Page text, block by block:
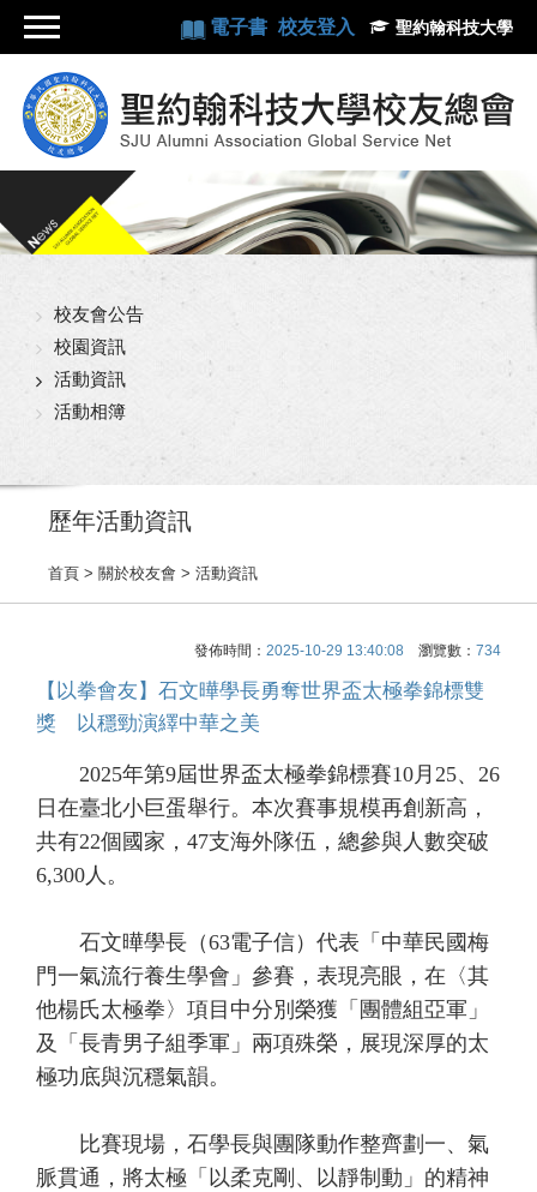
電子書 校友登入 聖約翰科技大學
校友會公告
校園資訊
活動資訊
活動相簿
歷年活動資訊
首頁 > 關於校友會 > 活動資訊
發佈時間： 2025-10-29 13:40:08 瀏覽數： 734
【以拳會友】石文曄學長勇奪世界盃太極拳錦標雙
獎 以穩勁演繹中華之美
2025年第9屆世界盃太極拳錦標賽10月25、26
日在臺北小巨蛋舉行。本次賽事規模再創新高，
共有22個國家，47支海外隊伍，總參與人數突破
6,300人。
石文曄學長（63電子信）代表「中華民國梅
門一氣流行養生學會」參賽，表現亮眼，在〈其
他楊氏太極拳〉項目中分別榮獲「團體組亞軍」
及「長青男子組季軍」兩項殊榮，展現深厚的太
極功底與沉穩氣韻。
比賽現場，石學長與團隊動作整齊劃一、氣
脈貫通，將太極「以柔克剛、以靜制動」的精神